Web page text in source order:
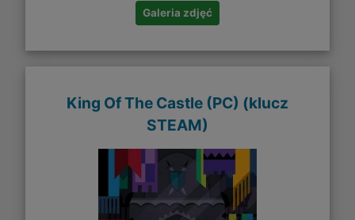
Galeria zdjęć
King Of The Castle (PC) (klucz
STEAM)